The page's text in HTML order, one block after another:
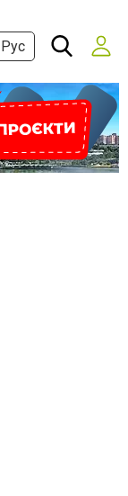
Рус